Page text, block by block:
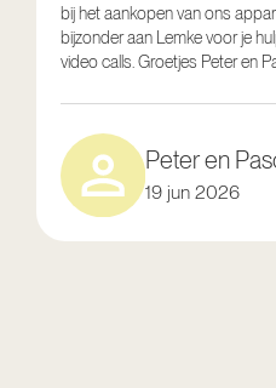
bij het aankopen van ons
bijzonder aan Lemke voor je
video calls. Groetjes Peter en
Peter en
19 jun 2026